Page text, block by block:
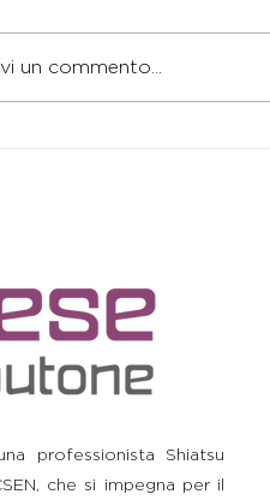
un commento...
professionista Shiatsu
che si impegna per il